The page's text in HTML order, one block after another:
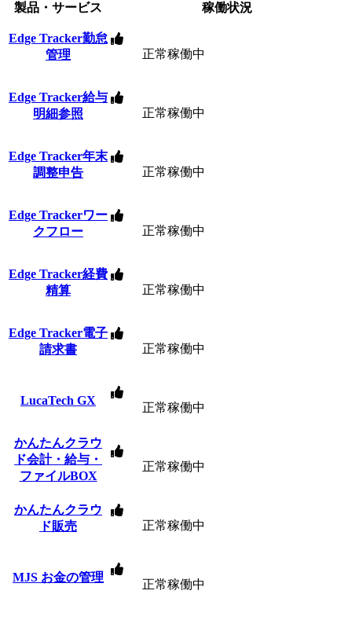
製品・サービス 稼働状況
Edge Tracker勤怠
管理
正常稼働中
Edge Tracker給与
明細参照
正常稼働中
Edge Tracker年末
調整申告
正常稼働中
Edge Trackerワー
クフロー
正常稼働中
Edge Tracker経費
精算
正常稼働中
Edge Tracker電子
請求書
正常稼働中
LucaTech GX
正常稼働中
かんたんクラウ
ド会計・給与・
ファイルBOX
正常稼働中
かんたんクラウ
ド販売
正常稼働中
MJS お金の管理
正常稼働中